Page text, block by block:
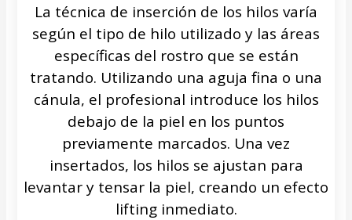
La técnica de inserción de los hilos varía
según el tipo de hilo utilizado y las áreas
específicas del rostro que se están
tratando. Utilizando una aguja fina o una
cánula, el profesional introduce los hilos
debajo de la piel en los puntos
previamente marcados. Una vez
insertados, los hilos se ajustan para
levantar y tensar la piel, creando un efecto
lifting inmediato.